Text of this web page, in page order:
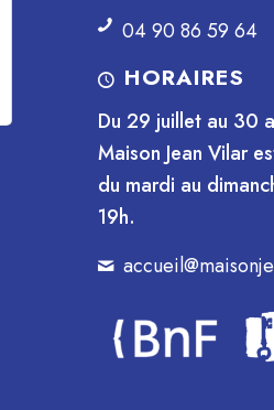
04 90 86 59 64
HORAIRES
Du 29 juillet au 30
Maison Jean Vilar
du mardi au
19h.